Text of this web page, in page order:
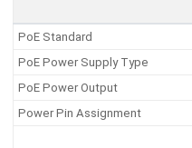
PoE Standard
PoE Power Supply Type
PoE Power Output
Power Pin Assignment